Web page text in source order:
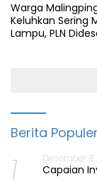
Warga
Keluhkan Sering
Lampu, PLN
Berita
1 Desember 8,
Capaian